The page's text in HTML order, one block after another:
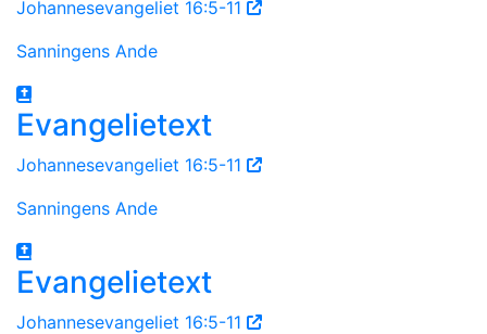
Johannesevangeliet 16:5-11
Sanningens Ande
Evangelietext
Johannesevangeliet 16:5-11
Sanningens Ande
Evangelietext
Johannesevangeliet 16:5-11